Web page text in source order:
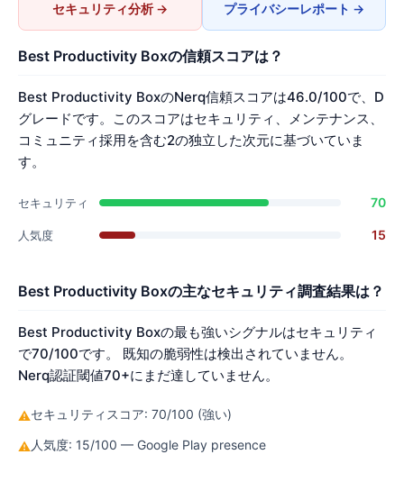
セキュリティ分析 → プライバシーレポート →
Best Productivity Boxの信頼スコアは？
Best Productivity BoxのNerq信頼スコアは46.0/100で、D
グレードです。このスコアはセキュリティ、メンテナンス、
コミュニティ採用を含む2の独立した次元に基づいていま
す。
セキュリティ 70
人気度 15
Best Productivity Boxの主なセキュリティ調査結果は？
Best Productivity Boxの最も強いシグナルはセキュリティ
で70/100です。 既知の脆弱性は検出されていません。
Nerq認証閾値70+にまだ達していません。
⚠セキュリティスコア: 70/100 (強い)
⚠ 人気度: 15/100 — Google Play presence